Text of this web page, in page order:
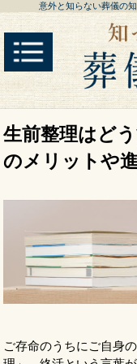
意外と知らない葬儀の
生前整理はど
のメリットや
ご存命のうちにご自身